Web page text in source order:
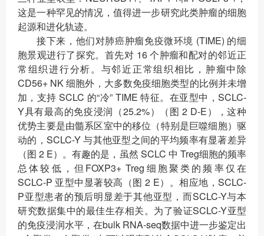
这是一种罕见的情况，值得进一步研究此类肿瘤的细胞
起源和进化轨迹。
接下来，他们对肺癌肿瘤免疫微环境 (TIME) 的细
胞景观进行了探究。首先对 16 个肿瘤和配对的邻近正
常组织进行分析。与邻近正常组织相比，肿瘤中除
CD56+ NK 细胞外，大多数免疫细胞类型的比例并未增
加，支持 SCLC 的“冷” TIME 特征。在亚型中，SCLC-
Y具有最高的免疫浸润（25.2%）（图 2 D-E），这种
优势主要是由髓系区室中的移位（特别是巨噬细胞）驱
动的，SCLC-Y 与其他亚型之间的平均频率有显著差异
（图 2 E）。有趣的是，虽然 SCLC 中 Treg细胞的频率
总体较低，但FOXP3+ Treg细胞聚类的频率仅在
SCLC-P 亚型中显著较高（图 2 E）。相应地，SCLC-
P亚型患者的预后明显差于其他亚型，而SCLC-Y与本
研究数据集中的最佳生存相关。为了验证SCLC-Y亚型
的免疫浸润水平，在bulk RNA-seq数据中进一步鉴定出